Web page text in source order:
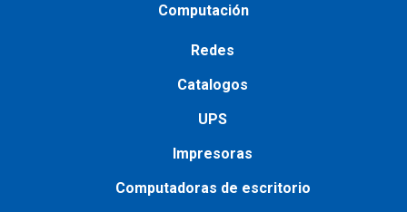
Computación
Redes
Catalogos
UPS
Impresoras
Сomputadoras de escritorio